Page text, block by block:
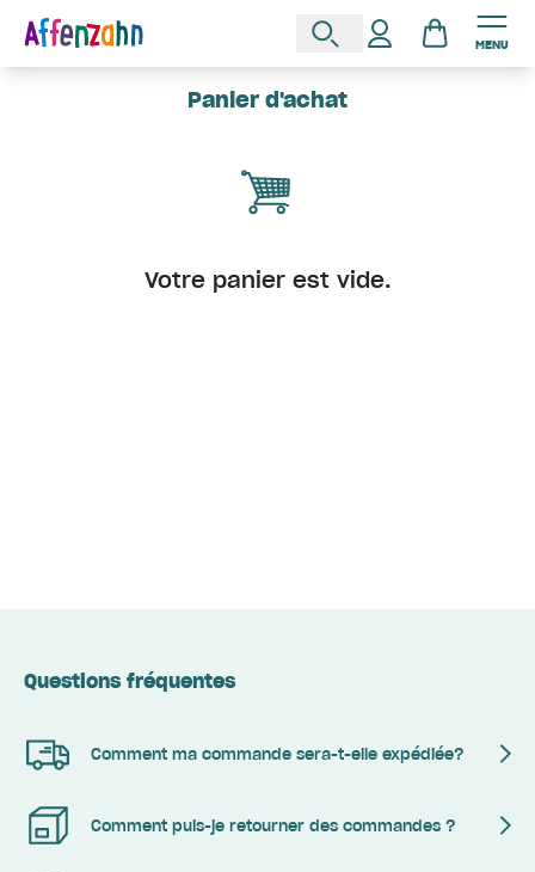
MENU
Panier d'achat
Votre panier est vide.
Questions fréquentes
Comment ma commande sera-t-elle expédiée?
Comment puis-je retourner des commandes ?